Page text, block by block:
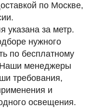
по Москве,
указана за метр.
нужного
по бесплатному
менеджеры
требования,
и
освещения.